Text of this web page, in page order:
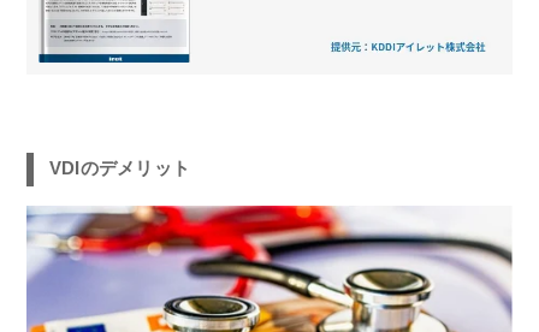
VDIのデメリット